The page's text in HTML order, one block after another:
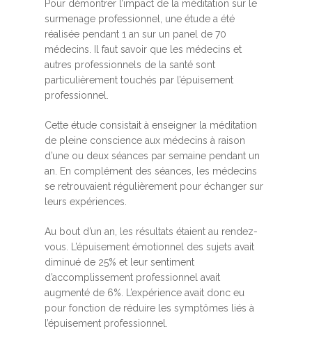
Pour démontrer l’impact de la méditation sur le
surmenage professionnel, une étude a été
réalisée pendant 1 an sur un panel de 70
médecins. Il faut savoir que les médecins et
autres professionnels de la santé sont
particulièrement touchés par l’épuisement
professionnel.
Cette étude consistait à enseigner la méditation
de pleine conscience aux médecins à raison
d’une ou deux séances par semaine pendant un
an. En complément des séances, les médecins
se retrouvaient régulièrement pour échanger sur
leurs expériences.
Au bout d’un an, les résultats étaient au rendez-
vous. L’épuisement émotionnel des sujets avait
diminué de 25% et leur sentiment
d’accomplissement professionnel avait
augmenté de 6%. L’expérience avait donc eu
pour fonction de réduire les symptômes liés à
l’épuisement professionnel.